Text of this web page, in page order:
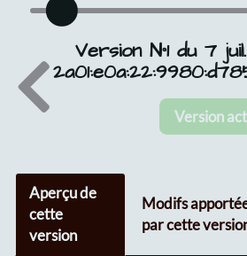
Version N°1 du 7
Version
Aperçu de
cette
version
Modifs
par cette